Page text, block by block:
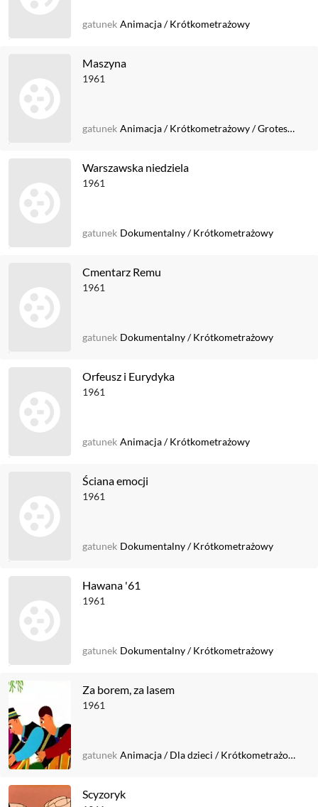
gatunek Animacja/Krótkometrażowy
Maszyna
1961
gatunek Animacja/Krótkometrażowy/Groteska filmowa
Warszawska niedziela
1961
gatunek Dokumentalny/Krótkometrażowy
Cmentarz Remu
1961
gatunek Dokumentalny/Krótkometrażowy
Orfeusz i Eurydyka
1961
gatunek Animacja/Krótkometrażowy
Ściana emocji
1961
gatunek Dokumentalny/Krótkometrażowy
Hawana '61
1961
gatunek Dokumentalny/Krótkometrażowy
Za borem, za lasem
1961
gatunek Animacja/Dla dzieci /Krótkometrażowy
Scyzoryk